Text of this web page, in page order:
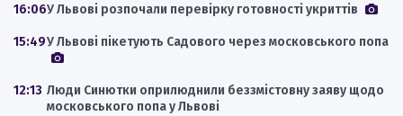
16:06У Львові розпочали перевірку готовності укриттів
15:49У Львові пікетують Садового через московського попа
12:13 Люди Синютки оприлюднили беззмістовну заяву щодо
московського попа у Львові